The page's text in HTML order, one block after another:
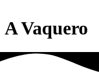
A Vaquero